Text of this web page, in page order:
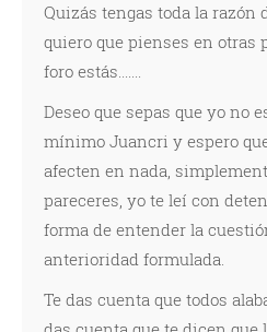
Quizás tengas toda la razón
quiero que pienses en otras
foro estás.......
Deseo que sepas que yo no
mínimo Juancri y espero
afecten en nada,
pareceres, yo te leí con
forma de entender la
anterioridad formulada.
Te das cuenta que todos